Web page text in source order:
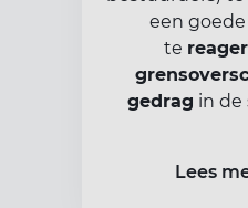
een
te
gedrag in de
Lees